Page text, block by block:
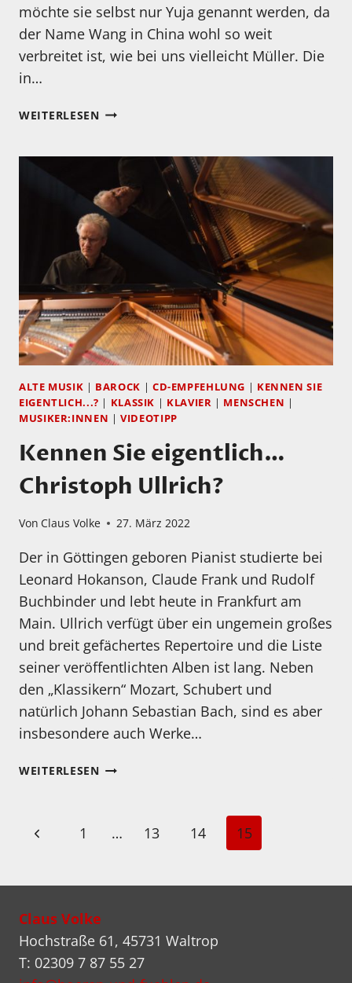
möchte sie selbst nur Yuja genannt werden, da
der Name Wang in China wohl so weit
verbreitet ist, wie bei uns vielleicht Müller. Die
in…
WEITERLESENKENNEN
YUJA
WANG?
ALTE MUSIK | BAROCK | CD-EMPFEHLUNG | KENNEN SIE
EIGENTLICH...? | KLASSIK | KLAVIER | MENSCHEN |
MUSIKER:INNEN |VIDEOTIPP
Kennen Sie eigentlich…
Christoph Ullrich?
Von Claus Volke 27. März 2022
Der in Göttingen geboren Pianist studierte bei
Leonard Hokanson, Claude Frank und Rudolf
Buchbinder und lebt heute in Frankfurt am
Main. Ullrich verfügt über ein ungemein großes
und breit gefächertes Repertoire und die Liste
seiner veröffentlichten Alben ist lang. Neben
den „Klassikern“ Mozart, Schubert und
natürlich Johann Sebastian Bach, sind es aber
insbesondere auch Werke…
WEITERLESENKENNEN
ULLRICH?
Seitennavigation
Vorherige
1 … 13 14 15
Claus Volke
Hochstraße 61, 45731 Waltrop
T: 02309 7 87 55 27